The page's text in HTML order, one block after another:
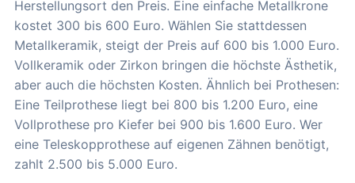
Herstellungsort den Preis. Eine einfache Metallkrone
kostet 300 bis 600 Euro. Wählen Sie stattdessen
Metallkeramik, steigt der Preis auf 600 bis 1.000 Euro.
Vollkeramik oder Zirkon bringen die höchste Ästhetik,
aber auch die höchsten Kosten. Ähnlich bei Prothesen:
Eine Teilprothese liegt bei 800 bis 1.200 Euro, eine
Vollprothese pro Kiefer bei 900 bis 1.600 Euro. Wer
eine Teleskopprothese auf eigenen Zähnen benötigt,
zahlt 2.500 bis 5.000 Euro.